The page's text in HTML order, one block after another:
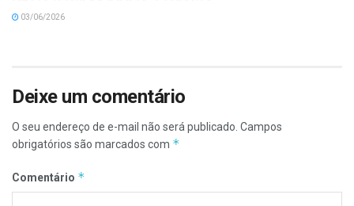
03/06/2026
Deixe um comentário
O seu endereço de e-mail não será publicado. Campos
obrigatórios são marcados com *
Comentário *